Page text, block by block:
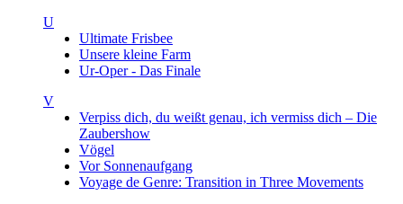
U
Ultimate Frisbee
Unsere kleine Farm
Ur-Oper - Das Finale
V
Verpiss dich, du weißt genau, ich vermiss dich – Die
Zaubershow
Vögel
Vor Sonnenaufgang
Voyage de Genre: Transition in Three Movements